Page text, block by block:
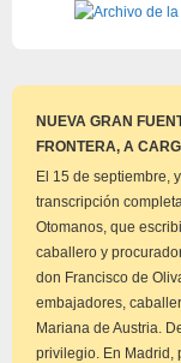
NUEVA GRAN
FRONTERA, A
El 15 de septiembre,
transcripción
Otomanos, que
caballero y
don Francisco de
embajadores,
Mariana de Austria.
privilegio. En Madrid,